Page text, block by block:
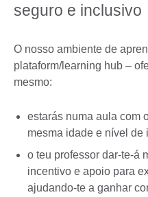
seguro e inclusivo
O nosso ambiente de
plataform/learning hub –
mesmo:
estarás numa aula com
mesma idade e nível de
o teu professor dar-te-á
incentivo e apoio para
ajudando-te a ganhar